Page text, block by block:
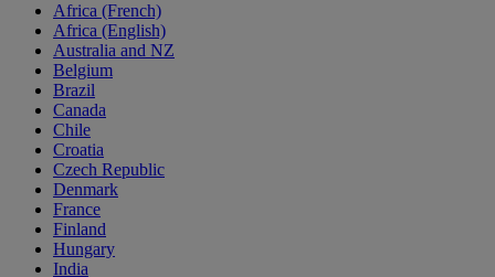
Africa (French)
Africa (English)
Australia and NZ
Belgium
Brazil
Canada
Chile
Croatia
Czech Republic
Denmark
France
Finland
Hungary
India